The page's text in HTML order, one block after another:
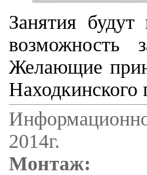
Занятия
возможность
Желающие
Находкинского
2014г.
Монтаж: